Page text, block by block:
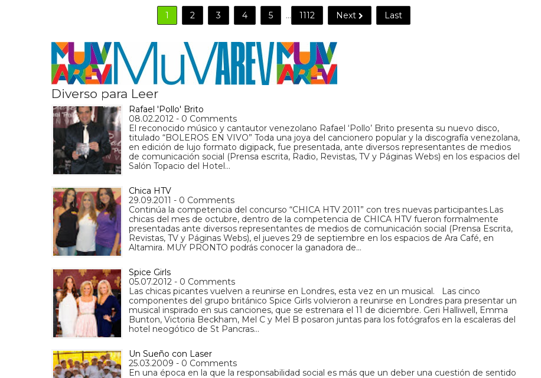
1 2 3 4 5 ... 1112 Next Last
Diverso para Leer
Rafael 'Pollo' Brito
08.02.2012 - 0 Comments
El reconocido músico y cantautor venezolano Rafael ‘Pollo’ Brito presenta su nuevo disco,
titulado “BOLEROS EN VIVO” Toda una joya del cancionero popular y la discografía venezolana,
en edición de lujo formato digipack, fue presentada, ante diversos representantes de medios
de comunicación social (Prensa escrita, Radio, Revistas, TV y Páginas Webs) en los espacios del
Salón Topacio del Hotel…
Chica HTV
29.09.2011 - 0 Comments
Continúa la competencia del concurso “CHICA HTV 2011” con tres nuevas participantes.Las
chicas del mes de octubre, dentro de la competencia de CHICA HTV fueron formalmente
presentadas ante diversos representantes de medios de comunicación social (Prensa Escrita,
Revistas, TV y Páginas Webs), el jueves 29 de septiembre en los espacios de Ara Café, en
Altamira. MUY PRONTO podrás conocer la ganadora de…
Spice Girls
05.07.2012 - 0 Comments
Las chicas picantes vuelven a reunirse en Londres, esta vez en un musical. Las cinco
componentes del grupo británico Spice Girls volvieron a reunirse en Londres para presentar un
musical inspirado en sus canciones, que se estrenara el 11 de diciembre. Geri Halliwell, Emma
Bunton, Victoria Beckham, Mel C y Mel B posaron juntas para los fotógrafos en la escaleras del
hotel neogótico de St Pancras…
Un Sueño con Laser
25.03.2009 - 0 Comments
En una época en la que la responsabilidad social es más que un deber una cuestión de sentido